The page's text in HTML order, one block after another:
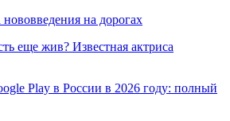
на дорогах
еще жив? Известная актриса
Play в России в 2026 году: полный